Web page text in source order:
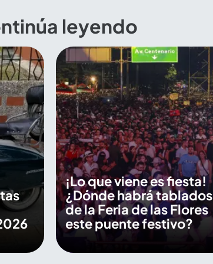
leyendo
¡Lo que viene es fiesta!
¿Dónde habrá tablados
de la Feria de las Flores
este puente festivo?